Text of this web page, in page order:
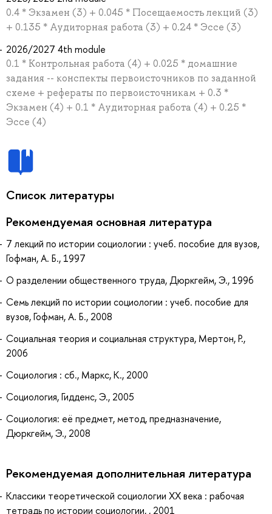
0.4 * Экзамен (3) + 0.045 * Посещаемость лекций (3)
+ 0.135 * Аудиторная работа (3) + 0.24 * Эссе (3)
2026/2027 4th module
0.1 * Контрольная работа (4) + 0.025 * домашние
задания -- конспекты первоисточников по заданной
схеме + рефераты по первоисточникам + 0.3 *
Экзамен (4) + 0.1 * Аудиторная работа (4) + 0.25 *
Эссе (4)
Список литературы
Рекомендуемая основная литература
7 лекций по истории социологии : учеб. пособие для вузов,
Гофман, А. Б., 1997
О разделении общественного труда, Дюркгейм, Э., 1996
Семь лекций по истории социологии : учеб. пособие для
вузов, Гофман, А. Б., 2008
Социальная теория и социальная структура, Мертон, Р.,
2006
Социология : сб., Маркс, К., 2000
Социология, Гидденс, Э., 2005
Социология: её предмет, метод, предназначение,
Дюркгейм, Э., 2008
Рекомендуемая дополнительная литература
Классики теоретической социологии ХХ века : рабочая
тетрадь по истории социологии, , 2001